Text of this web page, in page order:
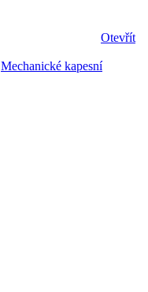
Otevřít
Mechanické kapesní